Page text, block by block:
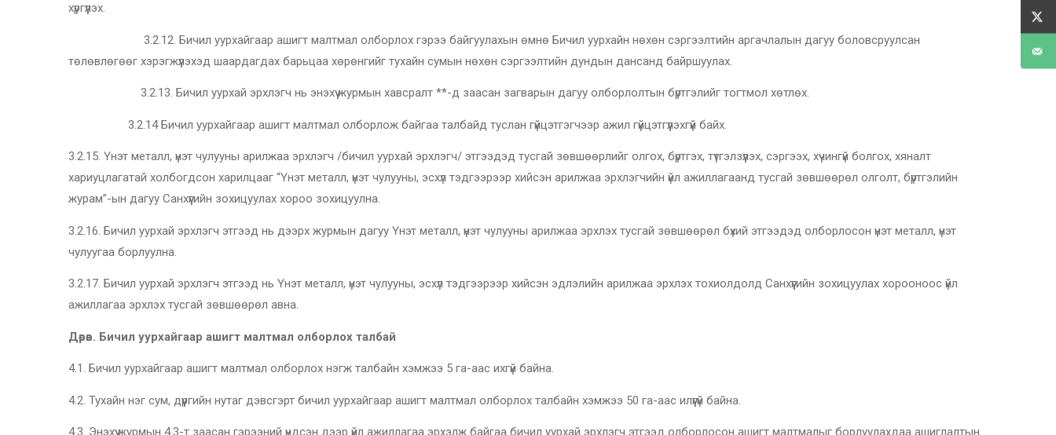
хүргүүлэх.
3.2.12. Бичил уурхайгаар ашигт малтмал олборлох гэрээ байгуулахын өмнө Бичил уурхайн нөхөн сэргээлтийн аргачлалын дагуу боловсруулсан
төлөвлөгөөг хэрэгжүүлэхэд шаардагдах барьцаа хөрөнгийг тухайн сумын нөхөн сэргээлтийн дундын дансанд байршуулах.
3.2.13. Бичил уурхай эрхлэгч нь энэхүү журмын хавсралт **-д заасан загварын дагуу олборлолтын бүртгэлийг тогтмол хөтлөх.
3.2.14 Бичил уурхайгаар ашигт малтмал олборлож байгаа талбайд туслан гүйцэтгэгчээр ажил гүйцэтгүүлэхгүй байх.
3.2.15. Үнэт металл, үнэт чулууны арилжаа эрхлэгч /бичил уурхай эрхлэгч/ этгээдэд тусгай зөвшөөрлийг олгох, бүртгэх, түтгэлзүүлэх, сэргээх, хүчингүй болгох, хяналт
хариуцлагатай холбогдсон харилцааг “Үнэт металл, үнэт чулууны, эсхүл тэдгээрээр хийсэн арилжаа эрхлэгчийн үйл ажиллагаанд тусгай зөвшөөрөл олголт, бүртгэлийн
журам”-ын дагуу Санхүүгийн зохицуулах хороо зохицуулна.
3.2.16. Бичил уурхай эрхлэгч этгээд нь дээрх журмын дагуу Үнэт металл, үнэт чулууны арилжаа эрхлэх тусгай зөвшөөрөл бүхий этгээдэд олборлосон үнэт металл, үнэт
чулуугаа борлуулна.
3.2.17. Бичил уурхай эрхлэгч этгээд нь Үнэт металл, үнэт чулууны, эсхүл тэдгээрээр хийсэн эдлэлийн арилжаа эрхлэх тохиолдолд Санхүүгийн зохицуулах хорооноос үйл
ажиллагаа эрхлэх тусгай зөвшөөрөл авна.
Дөрөв. Бичил уурхайгаар ашигт малтмал олборлох талбай
4.1. Бичил уурхайгаар ашигт малтмал олборлох нэгж талбайн хэмжээ 5 га-аас ихгүй байна.
4.2. Тухайн нэг сум, дүүргийн нутаг дэвсгэрт бичил уурхайгаар ашигт малтмал олборлох талбайн хэмжээ 50 га-аас илүүгүй байна.
4.3. Энэхүү журмын 4.3-т заасан гэрээний үндсэн дээр үйл ажиллагаа эрхэлж байгаа бичил уурхай эрхлэгч этгээд олборлосон ашигт малтмалыг борлуулахдаа ашиглалтын